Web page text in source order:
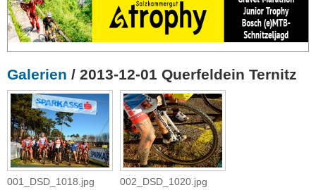
Galerien / 2013-12-01 Querfeldein Ternitz
001_DSD_1018.jpg 002_DSD_1020.jpg